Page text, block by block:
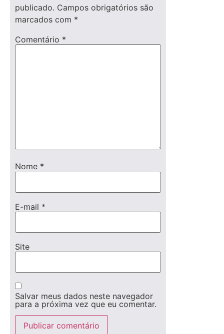
publicado. Campos obrigatórios são
marcados com *
Comentário *
Nome *
E-mail *
Site
Salvar meus dados neste navegador
para a próxima vez que eu comentar.